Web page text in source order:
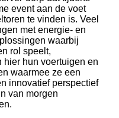
event aan de voet
te vinden is. Veel
met energie- en
waarbij
rol speelt,
hier hun voertuigen en
waarmee ze een
innovatief perspectief
van morgen